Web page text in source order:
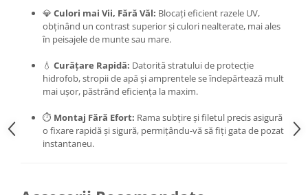
💎 Culori mai Vii, Fără Văl: Blocați eficient razele UV,
obținând un contrast superior și culori nealterate, mai ales
în peisajele de munte sau mare.
💧 Curățare Rapidă: Datorită stratului de protecție
hidrofob, stropii de apă și amprentele se îndepărtează mult
mai ușor, păstrând eficiența la maxim.
⏱️ Montaj Fără Efort: Rama subțire și filetul precis asigură
o fixare rapidă și sigură, permițându-vă să fiți gata de pozat
instantaneu.